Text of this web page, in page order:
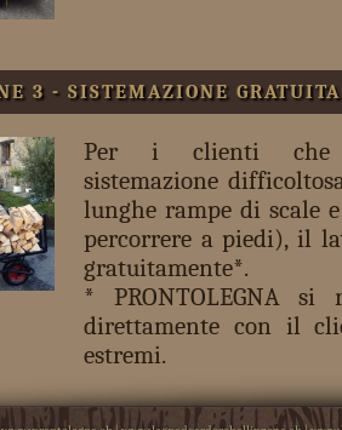
3 - SISTEMAZIONE GRATUITA
Per i clienti che
sistemazione
lunghe rampe di scale
percorrere a piedi), il
gratuitamente*.
* PRONTOLEGNA
direttamente con il
estremi.